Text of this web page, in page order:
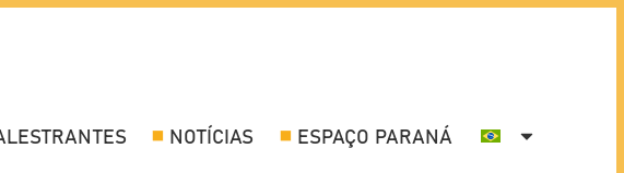
NOTÍCIAS ESPAÇO PARANÁ